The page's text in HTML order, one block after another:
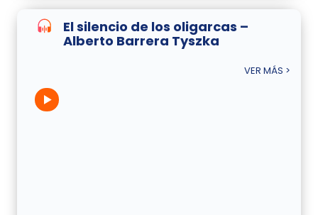
El silencio de los oligarcas –
Alberto Barrera Tyszka
VER MÁS >